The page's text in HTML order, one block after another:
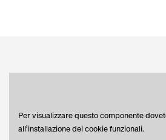
Per visualizzare questo componente
all’installazione dei cookie funzionali.